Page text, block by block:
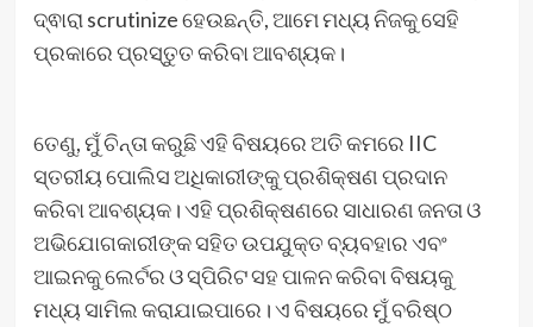
ଦ୍ଵାରା scrutinize ହେଉଛନ୍ତି, ଆମେ ମଧ୍ୟ ନିଜକୁ ସେହି
ପ୍ରକାରେ ପ୍ରସ୍ତୁତ କରିବା ଆବଶ୍ୟକ।
ତେଣୁ, ମୁଁ ଚିନ୍ତା କରୁଛି ଏହି ବିଷୟରେ ଅତି କମରେ IIC
ସ୍ତରୀୟ ପୋଲିସ ଅଧିକାରୀଙ୍କୁ ପ୍ରଶିକ୍ଷଣ ପ୍ରଦାନ
କରିବା ଆବଶ୍ୟକ। ଏହି ପ୍ରଶିକ୍ଷଣରେ ସାଧାରଣ ଜନତା ଓ
ଅଭିଯୋଗକାରୀଙ୍କ ସହିତ ଉପଯୁକ୍ତ ବ୍ୟବହାର ଏବଂ
ଆଇନକୁ ଲେର୍ଟର ଓ ସ୍ପିରିଟ ସହ ପାଳନ କରିବା ବିଷୟକୁ
ମଧ୍ୟ ସାମିଲ କରାଯାଇପାରେ। ଏ ବିଷୟରେ ମୁଁ ବରିଷ୍ଠ